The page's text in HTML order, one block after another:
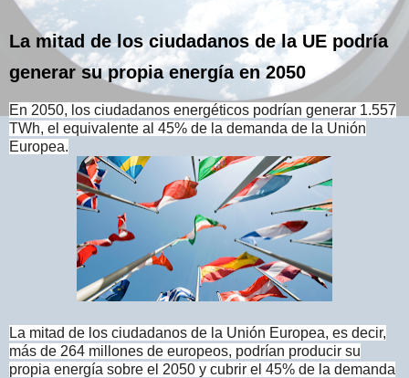
La mitad de los ciudadanos de la UE podría
generar su propia energía en 2050
En 2050, los ciudadanos energéticos podrían generar 1.557
TWh, el equivalente al 45% de la demanda de la Unión
Europea.
La mitad de los ciudadanos de la Unión Europea, es decir,
más de 264 millones de europeos, podrían producir su
propia energía sobre el 2050 y cubrir el 45% de la demanda